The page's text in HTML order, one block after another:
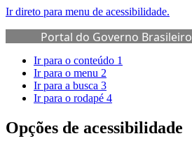
Ir direto para menu de acessibilidade.
Portal do Governo Brasileiro
Ir para o conteúdo 1
Ir para o menu 2
Ir para a busca 3
Ir para o rodapé 4
Opções de acessibilidade